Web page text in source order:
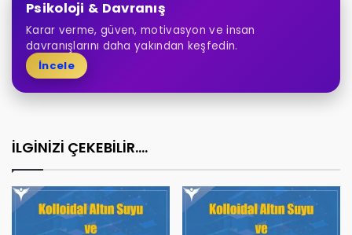
Psikoloji & Davranış
Karar verme, güven, motivasyon ve insan
davranışlarını daha yakından keşfedin.
İncele
İLGİNİZİ ÇEKEBİLİR....